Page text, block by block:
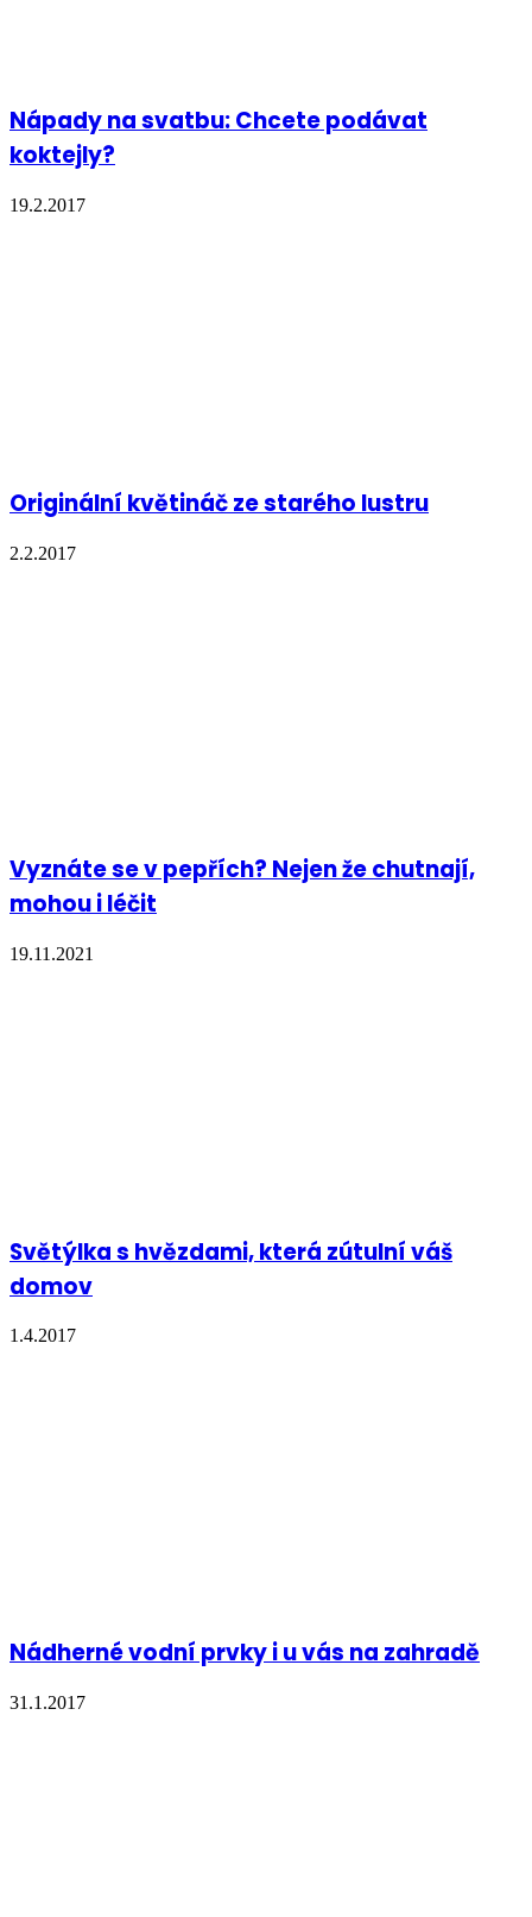
Nápady na svatbu: Chcete podávat
koktejly?
19.2.2017
Originální květináč ze starého lustru
2.2.2017
Vyznáte se v pepřích? Nejen že chutnají,
mohou i léčit
19.11.2021
Světýlka s hvězdami, která zútulní váš
domov
1.4.2017
Nádherné vodní prvky i u vás na zahradě
31.1.2017